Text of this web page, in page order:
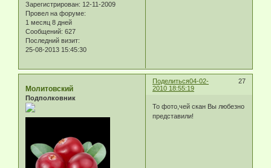
Зарегистрирован: 12-11-2009
Провел на форуме:
1 месяц 8 дней
Сообщений: 627
Последний визит:
25-08-2013 15:45:30
Поделиться 27
04-02-
2010 18:55:19
Молитовский
Подполковник
То фото,чей скан Вы любезно
представили!